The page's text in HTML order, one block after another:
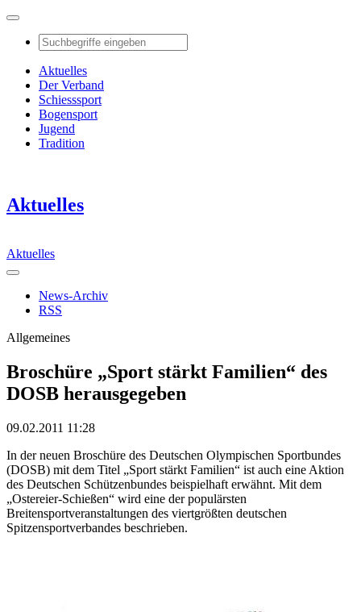
Aktuelles
Der Verband
Schiesssport
Bogensport
Jugend
Tradition
Aktuelles
Aktuelles
News-Archiv
RSS
Allgemeines
Broschüre „Sport stärkt Familien“ des
DOSB herausgegeben
09.02.2011 11:28
In der neuen Broschüre des Deutschen Olympischen Sportbundes
(DOSB) mit dem Titel „Sport stärkt Familien“ ist auch eine Aktion
des Deutschen Schützenbundes beispielhaft erwähnt. Mit dem
„Ostereier-Schießen“ wird eine der populärsten
Breitensportveranstaltungen des viertgrößten deutschen
Spitzensportverbandes beschrieben.